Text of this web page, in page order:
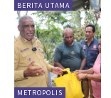
BERITA UTAMA
METROPOLIS